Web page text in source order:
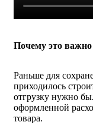
Почему это важно
Раньше для
приходилось
отгрузку нужно
оформленной
товара.